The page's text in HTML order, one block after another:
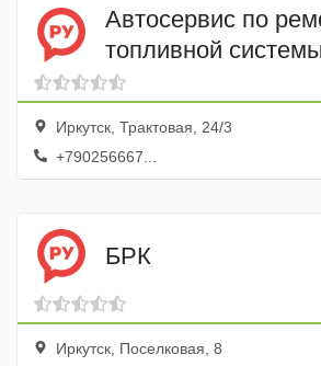
Автосервис по
топливной
двигателей
Иркутск, Трактовая, 24/3
+790256667...
БРК
Иркутск, Поселковая, 8